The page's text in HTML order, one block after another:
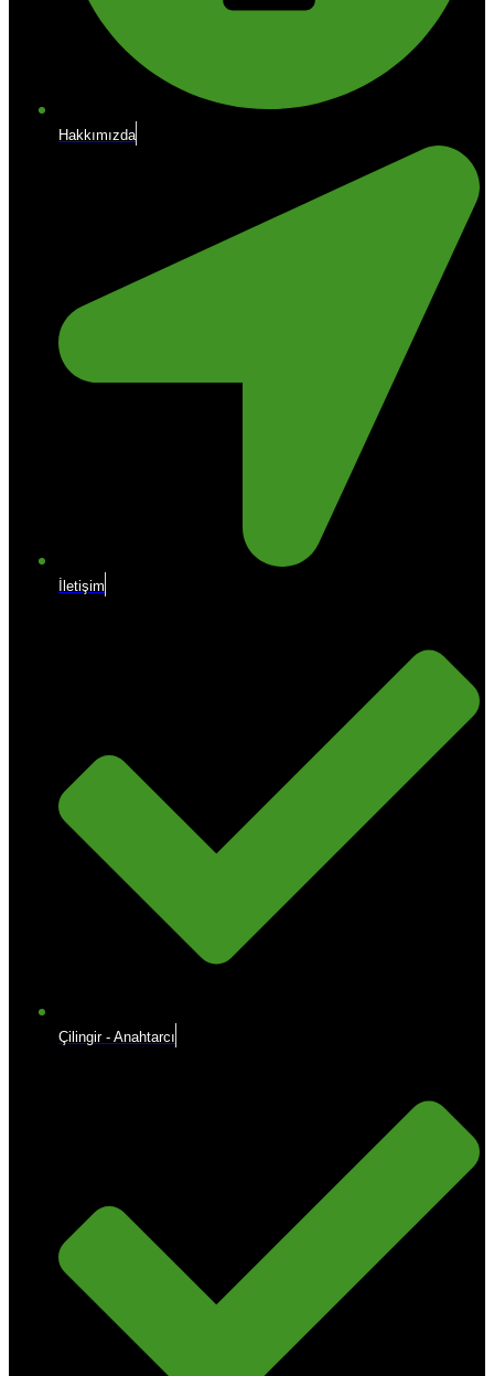
Hakkımızda
İletişim
Çilingir - Anahtarcı